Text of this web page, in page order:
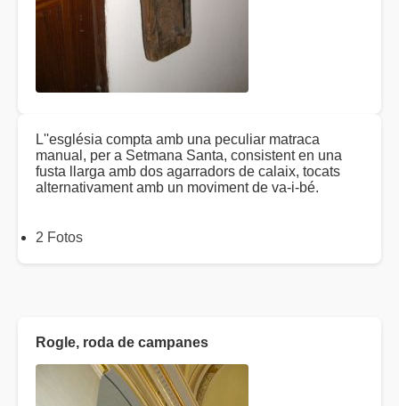
L''església compta amb una peculiar matraca
manual, per a Setmana Santa, consistent en una
fusta llarga amb dos agarradors de calaix, tocats
alternativament amb un moviment de va-i-bé.
2 Fotos
Rogle, roda de campanes